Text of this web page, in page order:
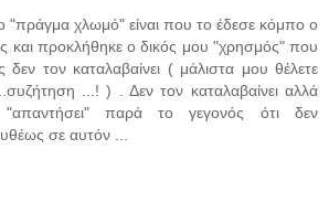
"πράγμα χλωμό" είναι που το έδεσε κόμπο ο
και προκλήθηκε ο δικός μου "χρησμός" που
δεν τον καταλαβαίνει ( μάλιστα μου θέλετε
...! ) . Δεν τον καταλαβαίνει αλλά
παρά το γεγονός ότι δεν
σε αυτόν ...